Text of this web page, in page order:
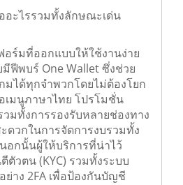
อะไรรวมทั้งลักษณะเด่น
ฟอร์มที่ออกแบบให้ใช้งานง่าย
ดยมีฟีพบร์ One Wallet ซึ่ง
นเกมได้ทุกจำพวกโดยไม่ต้อง
คือเมนูภาษาไทย โปรโมชั่น
มทั้งการรองรับหลายช่องทาง
ดวกในการจัดการงบรวมทั้ง
อกนั้นผู้ให้บริการที่น่าไว้
ตัวตน (KYC) รวมทั้งระบบ
าง 2FA เพื่อป้องกันบัญชี